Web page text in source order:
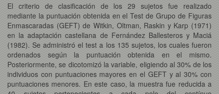
El criterio de clasificación de los 29 sujetos fue realizado
mediante la puntuación obtenida en el Test de Grupo de Figuras
Enmascaradas (GEFT) de Witkin, Oltman, Raskin y Karp (1971)
en la adaptación castellana de Fernández Ballesteros y Maciá
(1982). Se administró el test a los 135 sujetos, los cuales fueron
ordenados según la puntuación obtenida en el mismo.
Posteriormente, se dicotomizó la variable, eligiendo al 30% de los
individuos con puntuaciones mayores en el GEFT y al 30% con
puntuaciones menores. En este caso, la muestra fue reducida a